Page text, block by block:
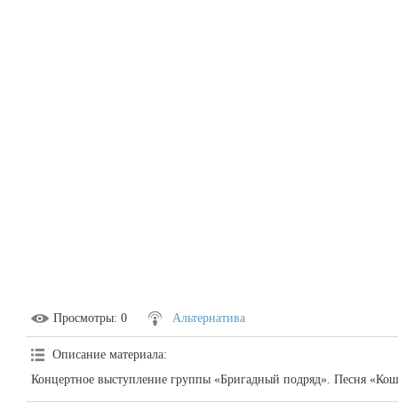
Просмотры: 0 Альтернатива
Описание материала:
Концертное выступление группы «Бригадный подряд». Песня